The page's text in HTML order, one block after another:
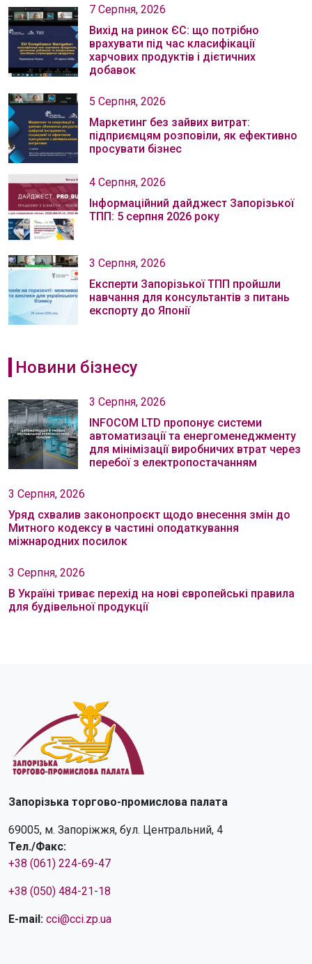
7 Серпня, 2026
Вихід на ринок ЄС: що потрібно
врахувати під час класифікації
харчових продуктів і дієтичних
добавок
5 Серпня, 2026
Маркетинг без зайвих витрат:
підприємцям розповіли, як ефективно
просувати бізнес
4 Серпня, 2026
Інформаційний дайджест Запорізької
ТПП: 5 серпня 2026 року
3 Серпня, 2026
Експерти Запорізької ТПП пройшли
навчання для консультантів з питань
експорту до Японії
Новини бізнесу
3 Серпня, 2026
INFOCOM LTD пропонує системи
автоматизації та енергоменеджменту
для мінімізації виробничих втрат через
перебої з електропостачанням
3 Серпня, 2026
Уряд схвалив законопроєкт щодо внесення змін до
Митного кодексу в частині оподаткування
міжнародних посилок
3 Серпня, 2026
В Україні триває перехід на нові європейські правила
для будівельної продукції
Запорізька торгово-промислова палата
69005, м. Запоріжжя, бул. Центральний, 4
Тел./Факс:
+38 (061) 224-69-47
+38 (050) 484-21-18
E-mail: cci@cci.zp.ua